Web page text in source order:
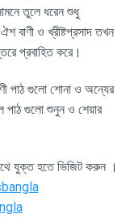
তুলে ধরেন শুধু
বাণী ও খ্রীষ্টপ্রসাদ তখন
প্রবাহিত করে।
পাঠ গুলো শোনা ও অন্যের
পাঠ গুলো শুনুন ও শেয়ার
যুক্ত হতে ভিজিট করুন ।